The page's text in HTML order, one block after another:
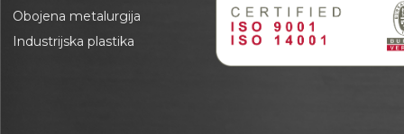
Obojena metalurgija
Industrijska plastika